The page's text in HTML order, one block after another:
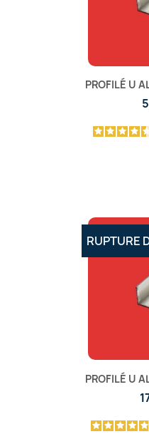
PROFILÉ U
PROFILÉ U
RUPTURE